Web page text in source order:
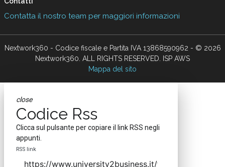
Contatta il nostro team per maggiori informazioni
Nextwork360 - Codice fiscale e Partita IVA 13868590962 - © 2026
Nextwork360. ALL RIGHTS RESERVED. ISP AWS
Mappa del sito
close
Codice Rss
Clicca sul pulsante per copiare il link RSS negli
appunti.
RSS link